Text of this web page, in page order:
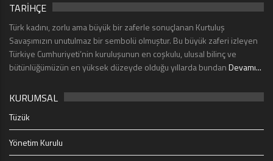
TARİHÇE
Türk kadını, zorlu ama büyük bir zaferle sonuçlanan Kurtuluş
Savaşımızın unutulmaz bir sembolü olmuştur. Bu büyük zaferi izleyen
Türkiye Cumhuriyeti’nin kuruluşunun en coşkulu, ulusal bilinç ve
bütünlüğümüzün en yüksek düzeyde olduğu yıllarda bundanDevamı...
KURUMSAL
Tüzük
Yönetim Kurulu